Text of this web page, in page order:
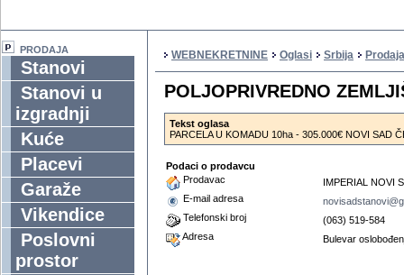
PRODAJA
Stanovi
Stanovi u
izgradnji
Kuće
Placevi
Garaže
Vikendice
Poslovni
prostor
WEBNEKRETNINE Oglasi Srbija
POLJOPRIVREDNO
Tekst oglasa
PARCELA U KOMADU 10ha - 305.000€ NOVI SAD
Podaci o prodavcu
Prodavac
IMPERIAL NOVI
E-mail adresa
Telefonski broj
(063) 519-584
Adresa
Bulevar